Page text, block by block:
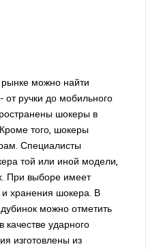
можно найти
ручки до мобильного
шокеры в
того, шокеры
Специалисты
той или иной модели,
При выборе имеет
хранения шокера. В
можно отметить
ударного
изготовлены из